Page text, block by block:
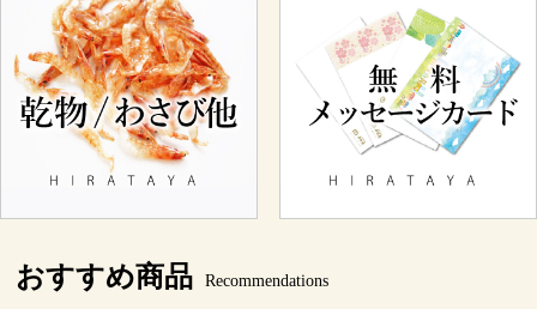
おすすめ商品 Recommendations